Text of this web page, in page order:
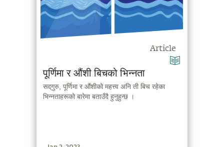
Article
पूर्णिमा र औंशी बिचको भिन्नता
सद्‌गुरु, पूर्णिमा र औंशीको महत्त्व अनि ती बिच रहेका
भिन्नताहरूको बारेमा बताउँदै हुनुहुन्छ ।